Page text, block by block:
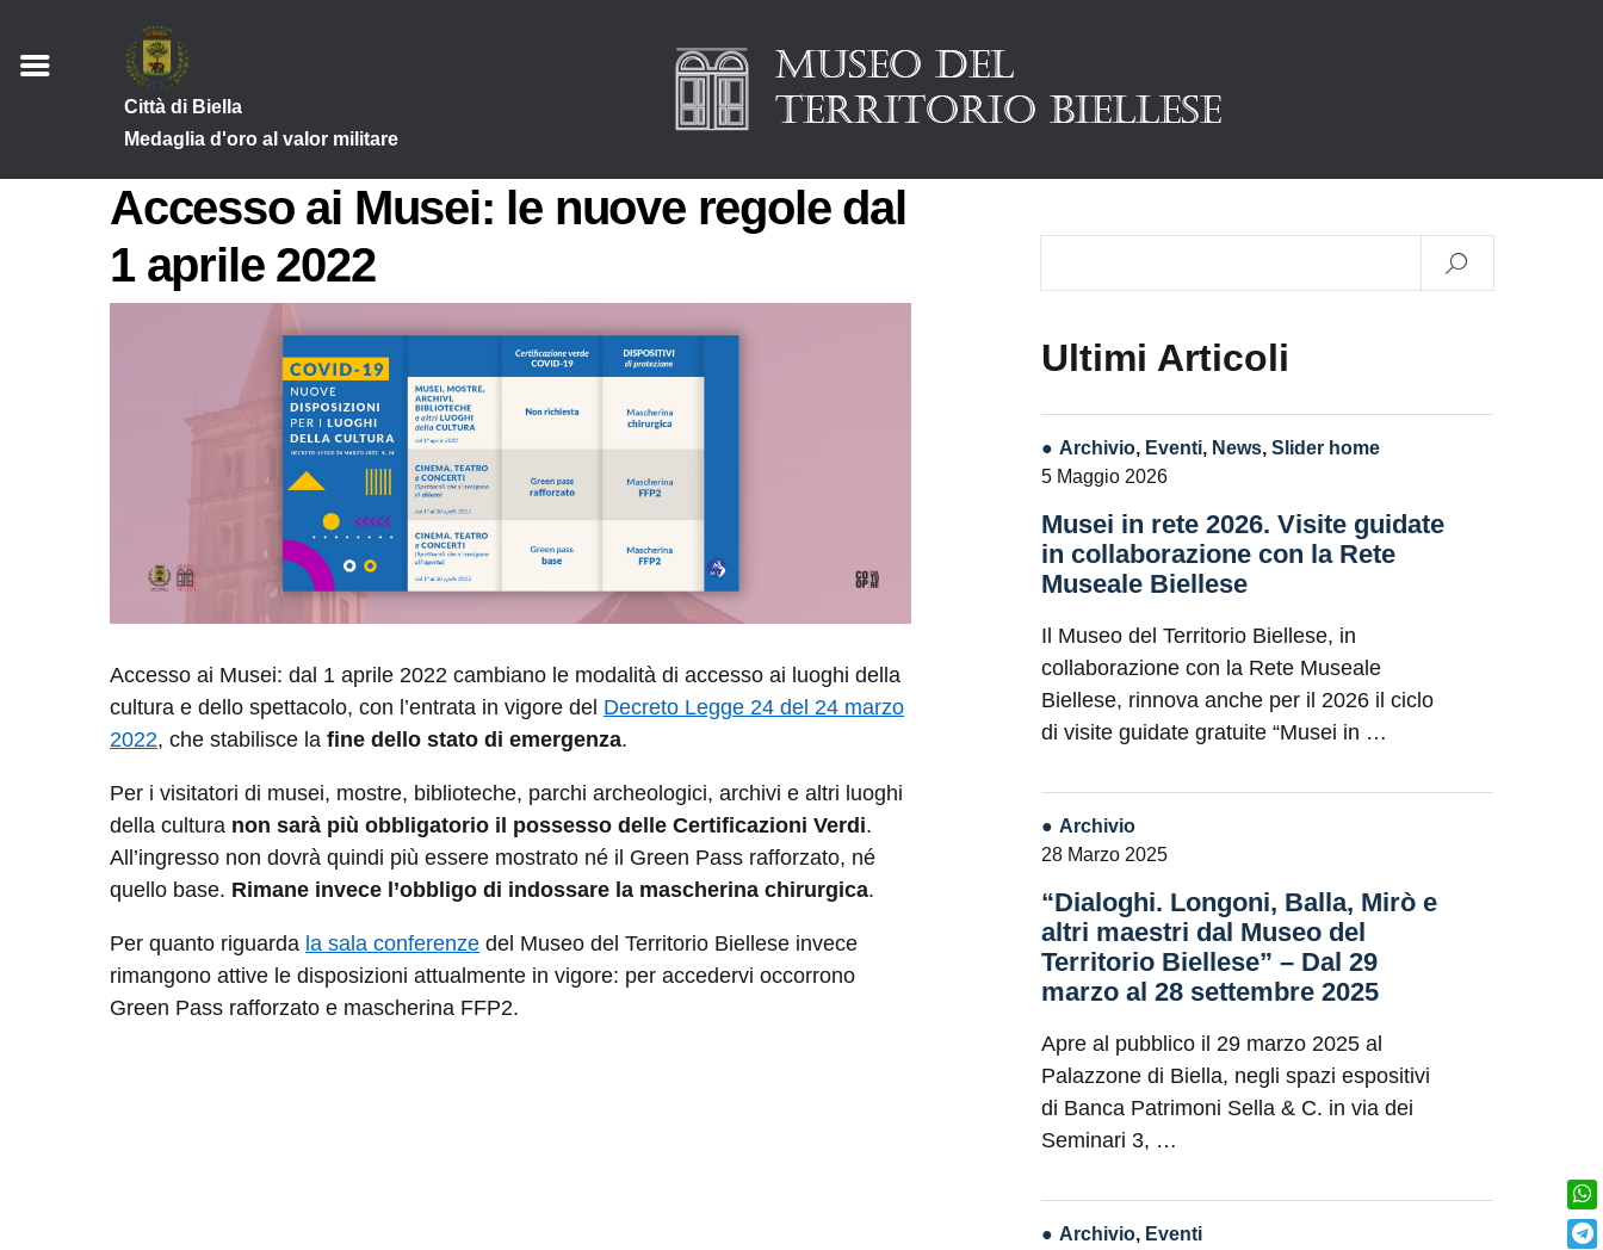
Città di Biella
Medaglia d'oro al valor militare
Accesso ai Musei: le nuove regole dal
1 aprile 2022
Accesso ai Musei: dal 1 aprile 2022 cambiano le modalità di accesso ai luoghi della
cultura e dello spettacolo, con l’entrata in vigore del Decreto Legge 24 del 24 marzo
2022, che stabilisce la fine dello stato di emergenza.
Per i visitatori di musei, mostre, biblioteche, parchi archeologici, archivi e altri luoghi
della cultura non sarà più obbligatorio il possesso delle Certificazioni Verdi.
All’ingresso non dovrà quindi più essere mostrato né il Green Pass rafforzato, né
quello base. Rimane invece l’obbligo di indossare la mascherina chirurgica.
Per quanto riguarda la sala conferenze del Museo del Territorio Biellese invece
rimangono attive le disposizioni attualmente in vigore: per accedervi occorrono
Green Pass rafforzato e mascherina FFP2.
Ultimi Articoli
Archivio, Eventi, News,Slider home
5 Maggio 2026
Musei in rete 2026. Visite guidate
in collaborazione con la Rete
Museale Biellese
Il Museo del Territorio Biellese, in
collaborazione con la Rete Museale
Biellese, rinnova anche per il 2026 il ciclo
di visite guidate gratuite “Musei in …
Archivio
28 Marzo 2025
“Dialoghi. Longoni, Balla, Mirò e
altri maestri dal Museo del
Territorio Biellese” – Dal 29
marzo al 28 settembre 2025
Apre al pubblico il 29 marzo 2025 al
Palazzone di Biella, negli spazi espositivi
di Banca Patrimoni Sella & C. in via dei
Seminari 3, …
Archivio, Eventi